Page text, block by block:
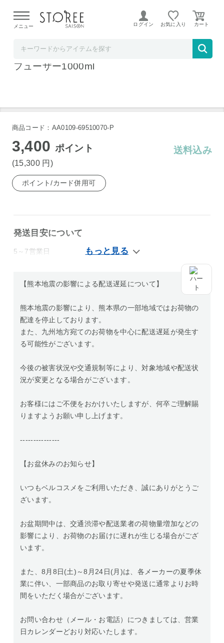
よる配送遅延が発生しております。
メニュー ログイン お気に入り
クルティ スタイルクラシック リンファ ディ
フューザー1000ml
商品コード：AA0109-69510070-P
3,400 ポイント
(15,300 円 )
送料込み
ポイント/カード併用可
発送目安について
5～7営業日
【熊本地震の影響による配送遅延について】
熊本地震の影響により、熊本県の一部地域ではお荷物の
配達を停止しております。
また、九州地方宛てのお荷物を中心に配送遅延が発生す
る可能性がございます。
今後の被害状況や交通規制等により、対象地域や配送状
況が変更となる場合がございます。
お客様にはご不便をおかけいたしますが、何卒ご理解賜
りますようお願い申し上げます。
---------------
【お盆休みのお知らせ】
いつもベルコスメをご利用いただき、誠にありがとうご
ざいます。
お盆期間中は、交通渋滞や配送業者の荷物量増加などの
影響により、お荷物のお届けに遅れが生じる場合がござ
います。
また、8月8日(土)～8月24日(月)は、各メーカーの夏季休
業に伴い、一部商品のお取り寄せや発送に通常よりお時
間をいただく場合がございます。
お問い合わせ（メール・お電話）につきましては、営業
日カレンダーどおり対応いたします。